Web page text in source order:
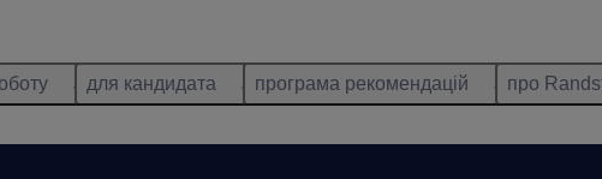
для кандидата програма рекомендацій про